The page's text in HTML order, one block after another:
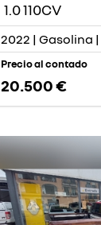
1.0 110CV
2022 | Gasolina
Precio al contado
20.500 €